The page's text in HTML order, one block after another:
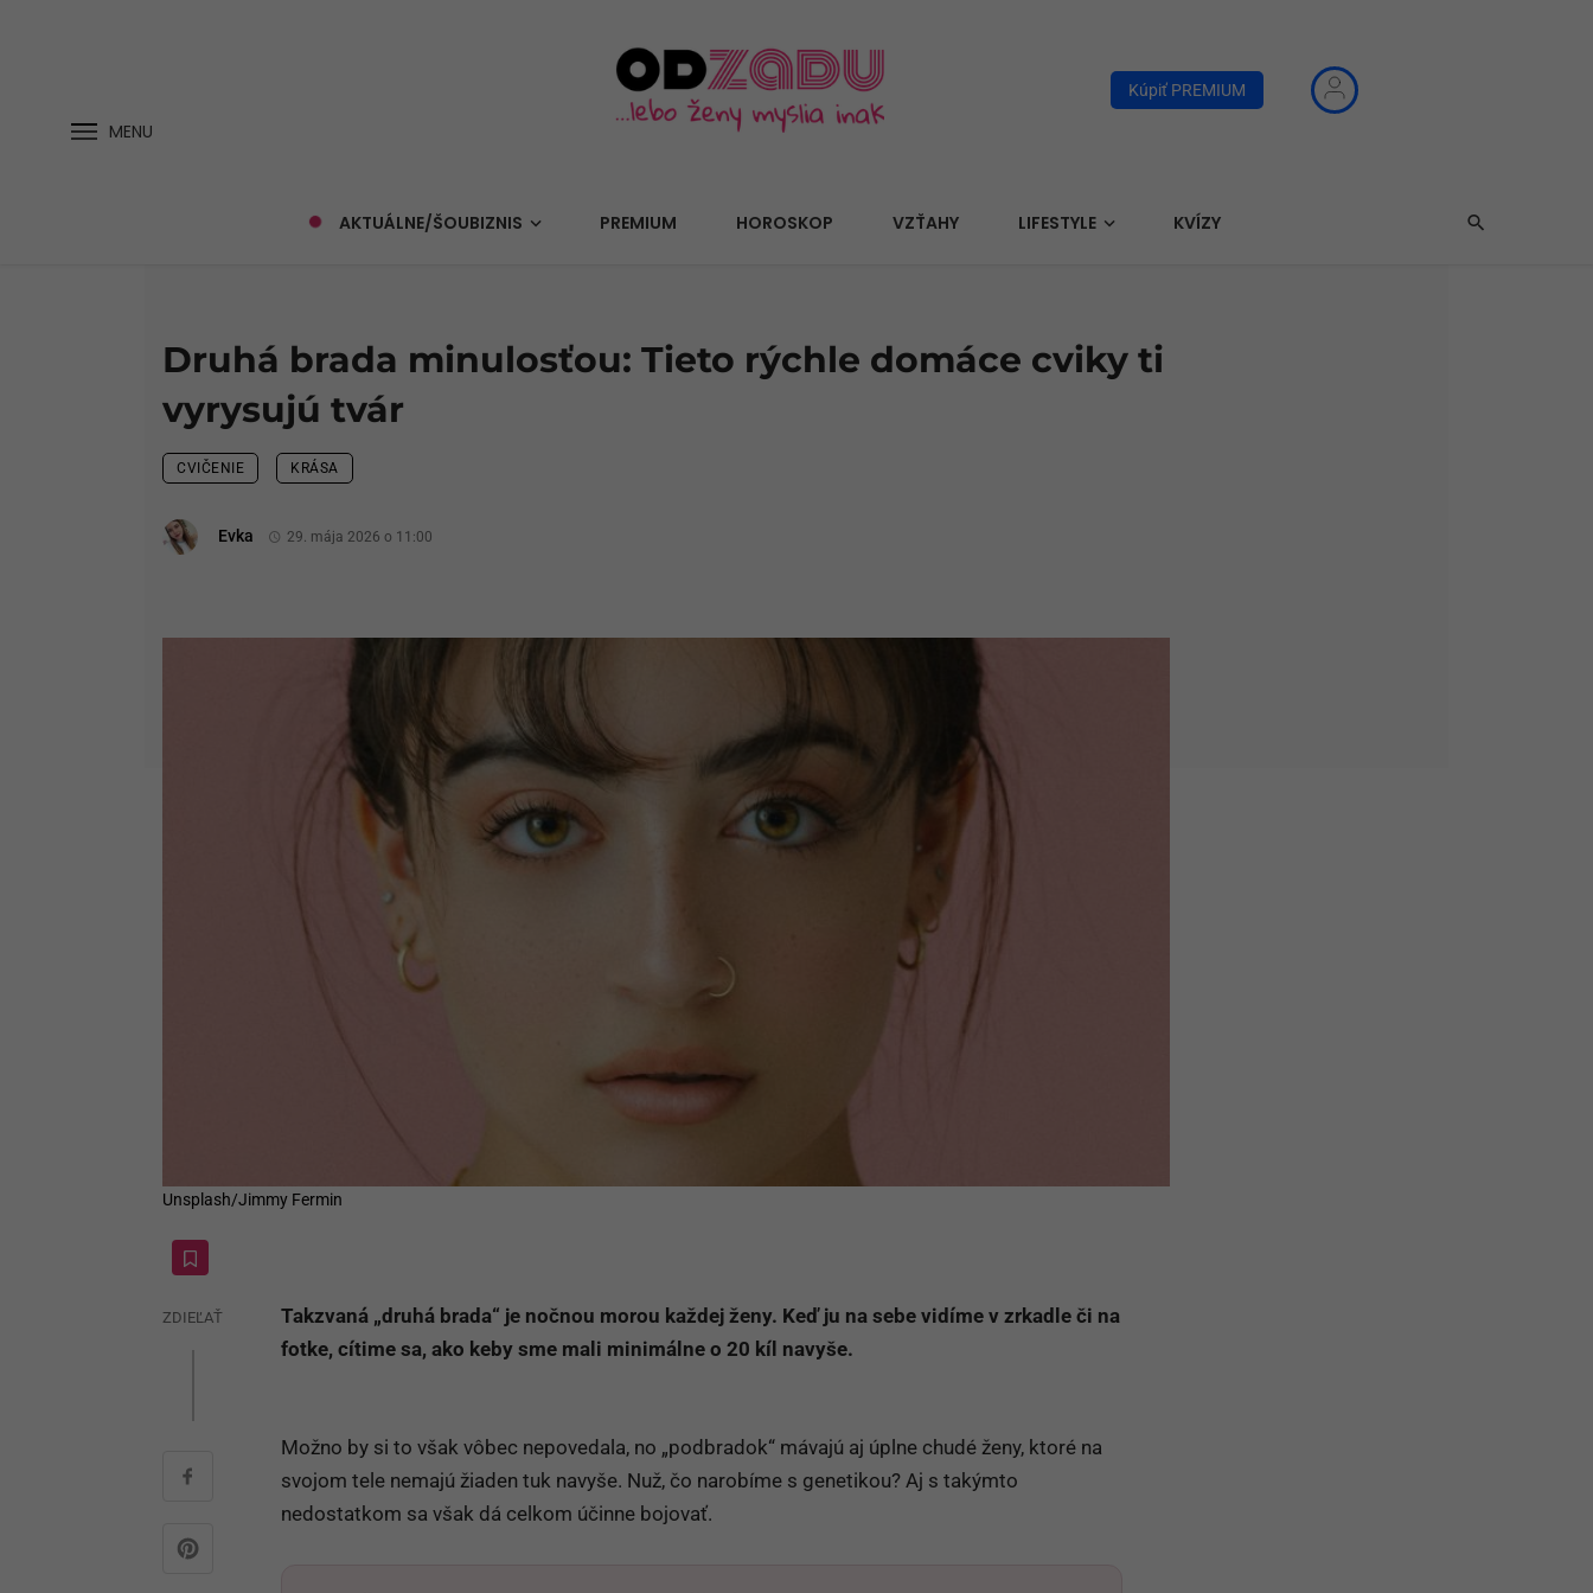
MENU
Kúpiť PREMIUM
AKTUÁLNE/ŠOUBIZNIS PREMIUM HOROSKOP VZŤAHY LIFESTYLE KVÍZY
Druhá brada minulosťou: Tieto rýchle domáce cviky ti
vyrysujú tvár
CVIČENIE KRÁSA
Evka 29. mája 2026 o 11:00
Unsplash/Jimmy Fermin
ZDIEĽAŤ
Takzvaná „druhá brada“ je nočnou morou každej ženy. Keď ju na sebe vidíme v zrkadle či na
fotke, cítime sa, ako keby sme mali minimálne o 20 kíl navyše.
Možno by si to však vôbec nepovedala, no „podbradok“ mávajú aj úplne chudé ženy, ktoré na
svojom tele nemajú žiaden tuk navyše. Nuž, čo narobíme s genetikou? Aj s takýmto
nedostatkom sa však dá celkom účinne bojovať.